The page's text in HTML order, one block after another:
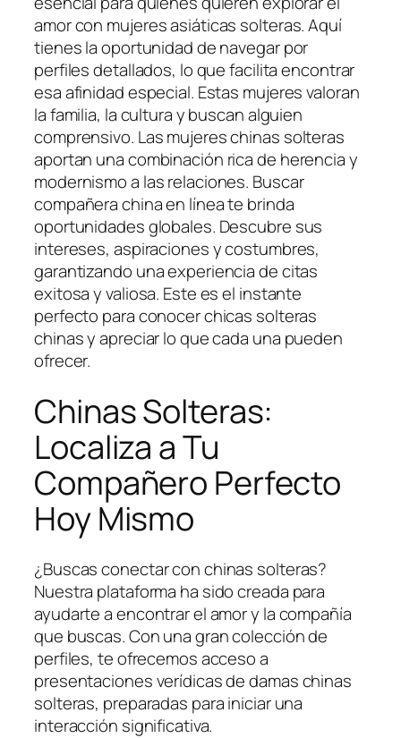
amor con mujeres asiáticas solteras. Aquí
tienes la oportunidad de navegar por
perfiles detallados, lo que facilita encontrar
esa afinidad especial. Estas mujeres valoran
la familia, la cultura y buscan alguien
comprensivo. Las mujeres chinas solteras
aportan una combinación rica de herencia y
modernismo a las relaciones. Buscar
compañera china en línea te brinda
oportunidades globales. Descubre sus
intereses, aspiraciones y costumbres,
garantizando una experiencia de citas
exitosa y valiosa. Este es el instante
perfecto para conocer chicas solteras
chinas y apreciar lo que cada una pueden
ofrecer.
Chinas Solteras:
Localiza a Tu
Compañero Perfecto
Hoy Mismo
¿Buscas conectar con chinas solteras?
Nuestra plataforma ha sido creada para
ayudarte a encontrar el amor y la compañía
que buscas. Con una gran colección de
perfiles, te ofrecemos acceso a
presentaciones verídicas de damas chinas
solteras, preparadas para iniciar una
interacción significativa.